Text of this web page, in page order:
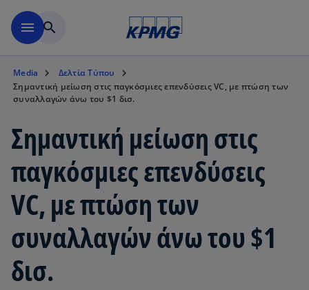
menu search
Media
Δελτία Τύπου
Σημαντική μείωση στις παγκόσμιες επενδύσεις VC, με πτώση των
συναλλαγών άνω του $1 δισ.
Σημαντική μείωση στις
παγκόσμιες επενδύσεις
VC, με πτώση των
συναλλαγών άνω του $1
δισ.